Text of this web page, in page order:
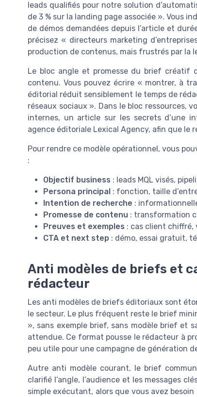
leads qualifiés pour notre solution
de 3 % sur la landing page associée ». Vous
de démos demandées depuis l’article et
précisez « directeurs marketing
production de contenus, mais frustrés par la
Le bloc angle et promesse du brief
contenu. Vous pouvez écrire « montrer, à
éditorial réduit sensiblement le temps de
réseaux sociaux ». Dans le bloc ressources,
internes, un article sur les secrets d’une
agence éditoriale Lexical Agency, afin que le
Pour rendre ce modèle opérationnel, vous
:
Objectif business : leads MQL visés,
Persona principal : fonction, taille
Intention de recherche :
Promesse de contenu : transformation
Preuves et exemples : cas client chiffré,
CTA et next step : démo, essai gratuit,
Anti modèles de briefs et
rédacteur
Les anti modèles de briefs éditoriaux sont
le secteur. Le plus fréquent reste le brief
», sans exemple brief, sans modèle brief et
attendue. Ce format pousse le rédacteur à
peu utile pour une campagne de génération
Autre anti modèle courant, le brief
clarifié l’angle, l’audience et les messages
simple exécutant, alors que vous avez